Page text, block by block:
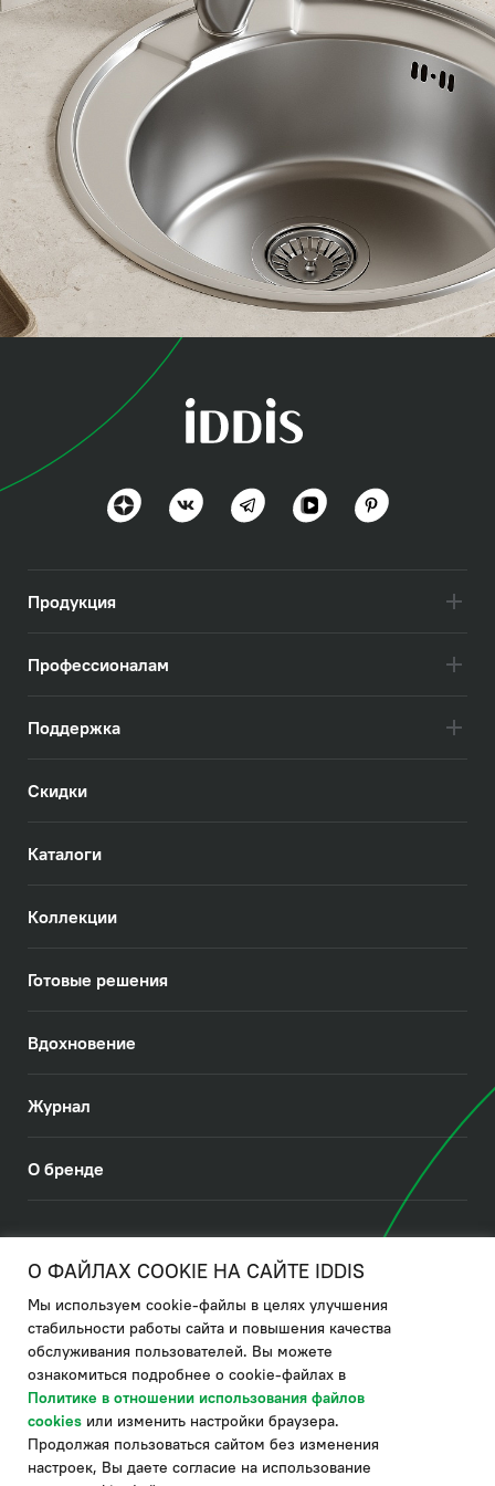
коллекция
Бэйсик (Basic)
Продукция
Профессионалам
Поддержка
Скидки
Каталоги
Коллекции
Готовые решения
Вдохновение
Журнал
О бренде
Политика в отношении использования файлов cookies
Политика обработки ПДн
Политика в области управления цепочкой поставки
по системе "НСЛС"
Производитель оставляет за собой право в любой момент
вносить изменения в комплектацию, дизайн и характеристики
О ФАЙЛАХ COOKIE НА САЙТЕ IDDIS
Мы используем cookie-файлы в целях улучшения
стабильности работы сайта и повышения качества
обслуживания пользователей. Вы можете
ознакомиться подробнее о cookie-файлах в
Политике в отношении использования файлов
cookies или изменить настройки браузера.
Продолжая пользоваться сайтом без изменения
настроек, Вы даете согласие на использование